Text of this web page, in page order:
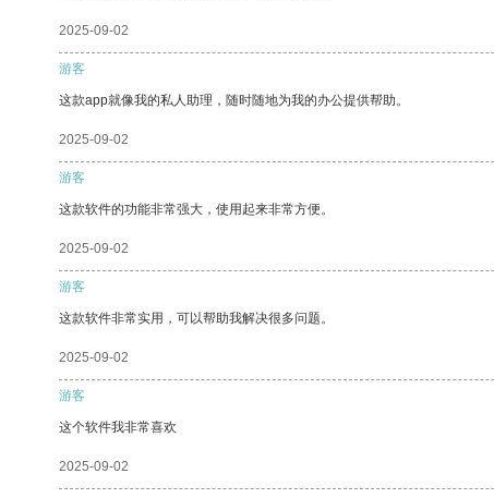
2025-09-02
游客
这款app就像我的私人助理，随时随地为我的办公提供帮助。
2025-09-02
游客
这款软件的功能非常强大，使用起来非常方便。
2025-09-02
游客
这款软件非常实用，可以帮助我解决很多问题。
2025-09-02
游客
这个软件我非常喜欢
2025-09-02